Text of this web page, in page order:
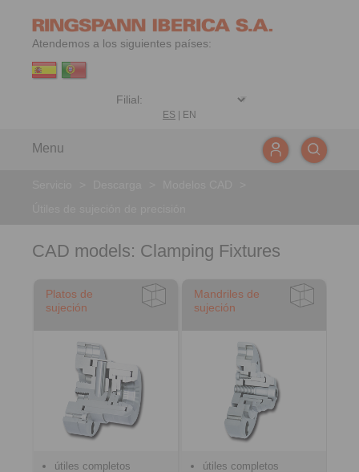
Atendemos a los siguientes países:
ES EN
Menu
CAD models: Clamping Fixtures
Platos de
sujeción
útiles completos
Mandriles de
sujeción
útiles completos